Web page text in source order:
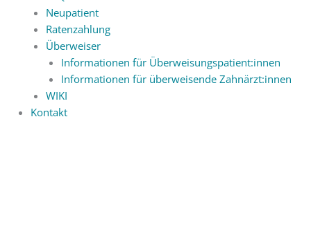
Neupatient
Ratenzahlung
Überweiser
Informationen für Überweisungspatient:innen
Informationen für überweisende Zahnärzt:innen
WIKI
Kontakt